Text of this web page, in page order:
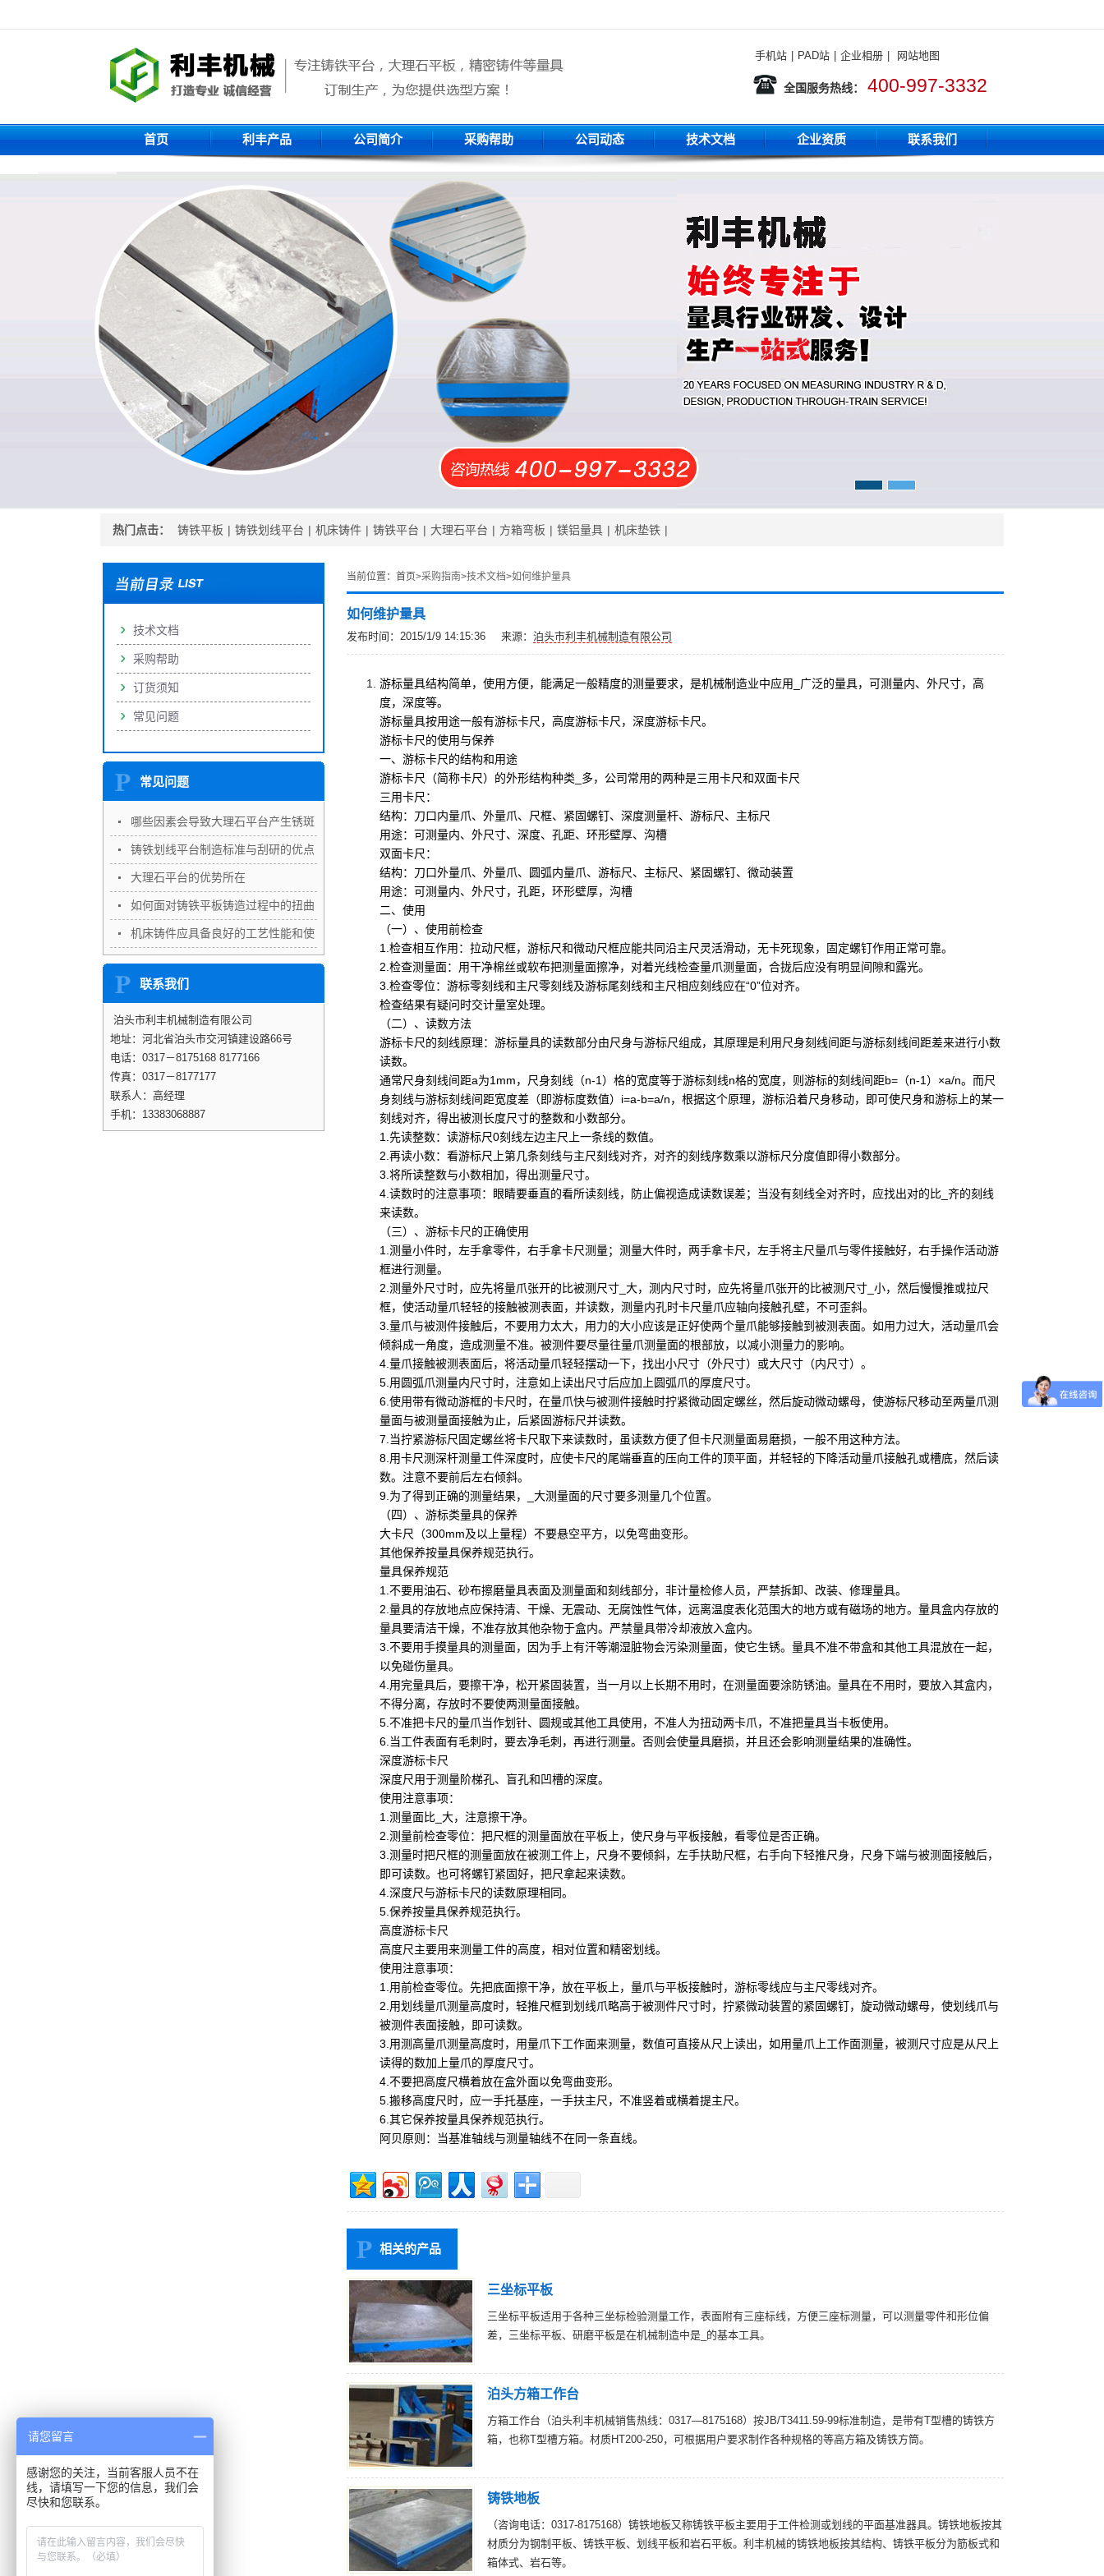
手机站 PAD站 企业相册 网站地图
全国服务热线： 400-997-3332
首页 利丰产品 公司简介 采购帮助 公司动态 技术文档 企业资质 联系我们
热门点击： 铸铁平板 | 铸铁划线平台 | 机床铸件 | 铸铁平台 | 大理石平台 | 方箱弯板 | 镁铝量具 | 机床垫铁 |
当前位置： 首页>采购指南>技术文档>如何维护量具
如何维护量具
发布时间：2015/1/9 14:15:36 来源： 泊头市利丰机械制造有限公司
游标量具结构简单，使用方便，能满足一般精度的测量要求，是机械制造业中应用_广泛的量具，可测量内、外尺寸，高
度，深度等。
游标量具按用途一般有游标卡尺，高度游标卡尺，深度游标卡尺。
游标卡尺的使用与保养
一、游标卡尺的结构和用途
游标卡尺（简称卡尺）的外形结构种类_多，公司常用的两种是三用卡尺和双面卡尺
三用卡尺：
结构：刀口内量爪、外量爪、尺框、紧固螺钉、深度测量杆、游标尺、主标尺
用途：可测量内、外尺寸、深度、孔距、环形壁厚、沟槽
双面卡尺：
结构：刀口外量爪、外量爪、圆弧内量爪、游标尺、主标尺、紧固螺钉、微动装置
用途：可测量内、外尺寸，孔距，环形壁厚，沟槽
二、使用
（一）、使用前检查
1.检查相互作用：拉动尺框，游标尺和微动尺框应能共同沿主尺灵活滑动，无卡死现象，固定螺钉作用正常可靠。
2.检查测量面：用干净棉丝或软布把测量面擦净，对着光线检查量爪测量面，合拢后应没有明显间隙和露光。
3.检查零位：游标零刻线和主尺零刻线及游标尾刻线和主尺相应刻线应在“0”位对齐。
检查结果有疑问时交计量室处理。
（二）、读数方法
游标卡尺的刻线原理：游标量具的读数部分由尺身与游标尺组成，其原理是利用尺身刻线间距与游标刻线间距差来进行小数
读数。
通常尺身刻线间距a为1mm，尺身刻线（n-1）格的宽度等于游标刻线n格的宽度，则游标的刻线间距b=（n-1）×a/n。而尺
身刻线与游标刻线间距宽度差（即游标度数值）i=a-b=a/n，根据这个原理，游标沿着尺身移动，即可使尺身和游标上的某一
刻线对齐，得出被测长度尺寸的整数和小数部分。
1.先读整数：读游标尺0刻线左边主尺上一条线的数值。
2.再读小数：看游标尺上第几条刻线与主尺刻线对齐，对齐的刻线序数乘以游标尺分度值即得小数部分。
3.将所读整数与小数相加，得出测量尺寸。
4.读数时的注意事项：眼睛要垂直的看所读刻线，防止偏视造成读数误差；当没有刻线全对齐时，应找出对的比_齐的刻线
来读数。
（三）、游标卡尺的正确使用
1.测量小件时，左手拿零件，右手拿卡尺测量；测量大件时，两手拿卡尺，左手将主尺量爪与零件接触好，右手操作活动游
框进行测量。
2.测量外尺寸时，应先将量爪张开的比被测尺寸_大，测内尺寸时，应先将量爪张开的比被测尺寸_小，然后慢慢推或拉尺
框，使活动量爪轻轻的接触被测表面，并读数，测量内孔时卡尺量爪应轴向接触孔壁，不可歪斜。
3.量爪与被测件接触后，不要用力太大，用力的大小应该是正好使两个量爪能够接触到被测表面。如用力过大，活动量爪会
倾斜成一角度，造成测量不准。被测件要尽量往量爪测量面的根部放，以减小测量力的影响。
4.量爪接触被测表面后，将活动量爪轻轻摆动一下，找出小尺寸（外尺寸）或大尺寸（内尺寸）。
5.用圆弧爪测量内尺寸时，注意如上读出尺寸后应加上圆弧爪的厚度尺寸。
6.使用带有微动游框的卡尺时，在量爪快与被测件接触时拧紧微动固定螺丝，然后旋动微动螺母，使游标尺移动至两量爪测
量面与被测量面接触为止，后紧固游标尺并读数。
7.当拧紧游标尺固定螺丝将卡尺取下来读数时，虽读数方便了但卡尺测量面易磨损，一般不用这种方法。
8.用卡尺测深杆测量工件深度时，应使卡尺的尾端垂直的压向工件的顶平面，并轻轻的下降活动量爪接触孔或槽底，然后读
数。注意不要前后左右倾斜。
9.为了得到正确的测量结果，_大测量面的尺寸要多测量几个位置。
（四）、游标类量具的保养
大卡尺（300mm及以上量程）不要悬空平方，以免弯曲变形。
其他保养按量具保养规范执行。
量具保养规范
1.不要用油石、砂布擦磨量具表面及测量面和刻线部分，非计量检修人员，严禁拆卸、改装、修理量具。
2.量具的存放地点应保持清、干燥、无震动、无腐蚀性气体，远离温度表化范围大的地方或有磁场的地方。量具盒内存放的
量具要清洁干燥，不准存放其他杂物于盒内。严禁量具带冷却液放入盒内。
3.不要用手摸量具的测量面，因为手上有汗等潮湿脏物会污染测量面，使它生锈。量具不准不带盒和其他工具混放在一起，
以免碰伤量具。
4.用完量具后，要擦干净，松开紧固装置，当一月以上长期不用时，在测量面要涂防锈油。量具在不用时，要放入其盒内，
不得分离，存放时不要使两测量面接触。
5.不准把卡尺的量爪当作划针、圆规或其他工具使用，不准人为扭动两卡爪，不准把量具当卡板使用。
6.当工件表面有毛刺时，要去净毛刺，再进行测量。否则会使量具磨损，并且还会影响测量结果的准确性。
深度游标卡尺
深度尺用于测量阶梯孔、盲孔和凹槽的深度。
使用注意事项：
1.测量面比_大，注意擦干净。
2.测量前检查零位：把尺框的测量面放在平板上，使尺身与平板接触，看零位是否正确。
3.测量时把尺框的测量面放在被测工件上，尺身不要倾斜，左手扶助尺框，右手向下轻推尺身，尺身下端与被测面接触后，
即可读数。也可将螺钉紧固好，把尺拿起来读数。
4.深度尺与游标卡尺的读数原理相同。
5.保养按量具保养规范执行。
高度游标卡尺
高度尺主要用来测量工件的高度，相对位置和精密划线。
使用注意事项：
1.用前检查零位。先把底面擦干净，放在平板上，量爪与平板接触时，游标零线应与主尺零线对齐。
2.用划线量爪测量高度时，轻推尺框到划线爪略高于被测件尺寸时，拧紧微动装置的紧固螺钉，旋动微动螺母，使划线爪与
被测件表面接触，即可读数。
3.用测高量爪测量高度时，用量爪下工作面来测量，数值可直接从尺上读出，如用量爪上工作面测量，被测尺寸应是从尺上
读得的数加上量爪的厚度尺寸。
4.不要把高度尺横着放在盒外面以免弯曲变形。
5.搬移高度尺时，应一手托基座，一手扶主尺，不准竖着或横着提主尺。
6.其它保养按量具保养规范执行。
阿贝原则：当基准轴线与测量轴线不在同一条直线。
相关的产品
三坐标平板
三坐标平板适用于各种三坐标检验测量工作，表面附有三座标线，方便三座标测量，可以测量零件和形位偏
差，三坐标平板、研磨平板是在机械制造中是_的基本工具。
泊头方箱工作台
方箱工作台（泊头利丰机械销售热线：0317—8175168）按JB/T3411.59-99标准制造，是带有T型槽的铸铁方
箱，也称T型槽方箱。材质HT200-250，可根据用户要求制作各种规格的等高方箱及铸铁方筒。
铸铁地板
（咨询电话：0317-8175168）铸铁地板又称铸铁平板主要用于工件检测或划线的平面基准器具。铸铁地板按其
材质分为钢制平板、铸铁平板、划线平板和岩石平板。利丰机械的铸铁地板按其结构、铸铁平板分为筋板式和
箱体式、岩石等。
技术文档
采购帮助
订货须知
常见问题
常见问题
哪些因素会导致大理石平台产生锈斑
铸铁划线平台制造标准与刮研的优点
大理石平台的优势所在
如何面对铸铁平板铸造过程中的扭曲
变形
机床铸件应具备良好的工艺性能和使
联系我们
泊头市利丰机械制造有限公司
地址：河北省泊头市交河镇建设路66号
电话：0317－8175168 8177166
传真：0317－8177177
联系人：高经理
手机：13383068887
请您留言
感谢您的关注，当前客服人员不在
线，请填写一下您的信息，我们会
尽快和您联系。